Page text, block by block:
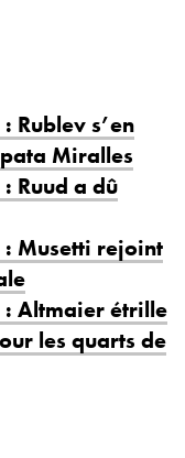
Rublev s’en
Miralles
Ruud a dû
Musetti rejoint
: Altmaier étrille
les quarts de